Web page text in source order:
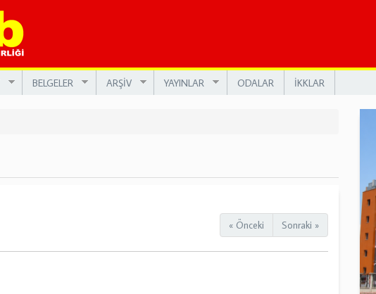
BELGELER ARŞİV YAYINLAR ODALAR İKKLAR
« Önceki Sonraki »